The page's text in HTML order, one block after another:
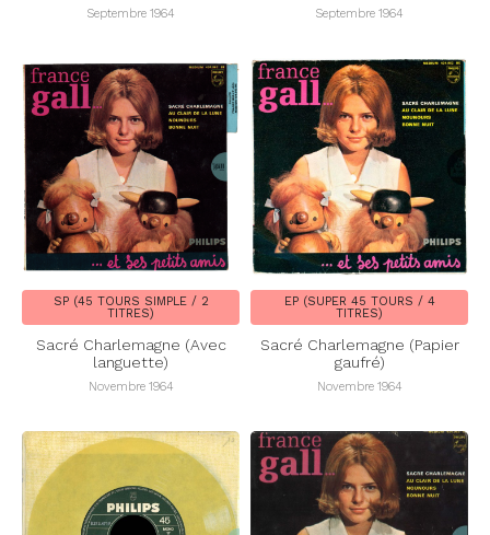
Septembre 1964 Septembre 1964
SP (45 TOURS SIMPLE / 2
TITRES)
Sacré Charlemagne (Avec
languette)
Novembre 1964
EP (SUPER 45 TOURS / 4
TITRES)
Sacré Charlemagne (Papier
gaufré)
Novembre 1964